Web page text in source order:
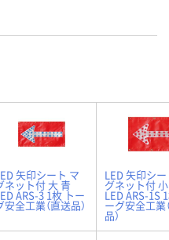
矢印シート マ
ネット付 大 青
ARS-3 1枚 トー
安全工業（直送品）
LED 矢印シ
グネット付
LED ARS-1S
ーグ安全工業
品）